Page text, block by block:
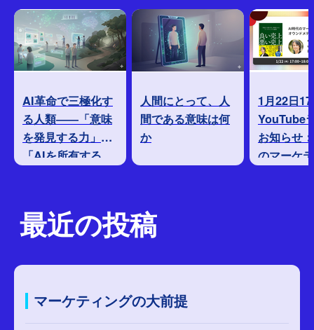
AI革命で三極化す
る人類――「意味
を発見する力」と
「AIを所有する
人間にとって、人
間である意味は何
か
1月22日
YouTube
お知らせ
のマーケ
最近の投稿
マーケティングの大前提